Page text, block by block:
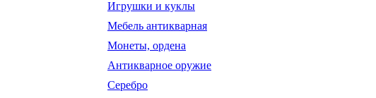
Игрушки и куклы
Мебель антикварная
Монеты, ордена
Антикварное оружие
Серебро